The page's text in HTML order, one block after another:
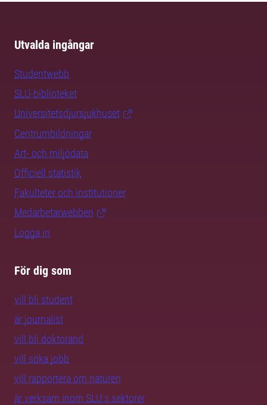
Utvalda ingångar
Studentwebb
SLU-biblioteket
Universitetsdjursjukhuset
Centrumbildningar
Art- och miljödata
Officiell statistik
Fakulteter och institutioner
Medarbetarwebben
Logga in
För dig som
vill bli student
är journalist
vill bli doktorand
vill söka jobb
vill rapportera om naturen
är verksam inom SLU:s sektorer